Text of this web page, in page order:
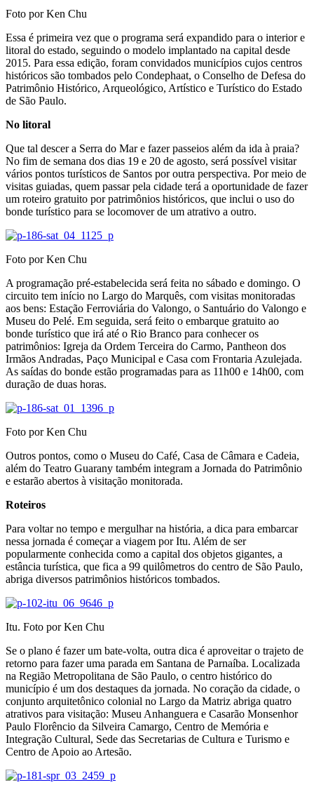
Foto por Ken Chu
Essa é primeira vez que o programa será expandido para o interior e
litoral do estado, seguindo o modelo implantado na capital desde
2015. Para essa edição, foram convidados municípios cujos centros
históricos são tombados pelo Condephaat, o Conselho de Defesa do
Patrimônio Histórico, Arqueológico, Artístico e Turístico do Estado
de São Paulo.
No litoral
Que tal descer a Serra do Mar e fazer passeios além da ida à praia?
No fim de semana dos dias 19 e 20 de agosto, será possível visitar
vários pontos turísticos de Santos por outra perspectiva. Por meio de
visitas guiadas, quem passar pela cidade terá a oportunidade de fazer
um roteiro gratuito por patrimônios históricos, que inclui o uso do
bonde turístico para se locomover de um atrativo a outro.
Foto por Ken Chu
A programação pré-estabelecida será feita no sábado e domingo. O
circuito tem início no Largo do Marquês, com visitas monitoradas
aos bens: Estação Ferroviária do Valongo, o Santuário do Valongo e
Museu do Pelé. Em seguida, será feito o embarque gratuito ao
bonde turístico que irá até o Rio Branco para conhecer os
patrimônios: Igreja da Ordem Terceira do Carmo, Pantheon dos
Irmãos Andradas, Paço Municipal e Casa com Frontaria Azulejada.
As saídas do bonde estão programadas para as 11h00 e 14h00, com
duração de duas horas.
Foto por Ken Chu
Outros pontos, como o Museu do Café, Casa de Câmara e Cadeia,
além do Teatro Guarany também integram a Jornada do Patrimônio
e estarão abertos à visitação monitorada.
Roteiros
Para voltar no tempo e mergulhar na história, a dica para embarcar
nessa jornada é começar a viagem por Itu. Além de ser
popularmente conhecida como a capital dos objetos gigantes, a
estância turística, que fica a 99 quilômetros do centro de São Paulo,
abriga diversos patrimônios históricos tombados.
Itu. Foto por Ken Chu
Se o plano é fazer um bate-volta, outra dica é aproveitar o trajeto de
retorno para fazer uma parada em Santana de Parnaíba. Localizada
na Região Metropolitana de São Paulo, o centro histórico do
município é um dos destaques da jornada. No coração da cidade, o
conjunto arquitetônico colonial no Largo da Matriz abriga quatro
atrativos para visitação: Museu Anhanguera e Casarão Monsenhor
Paulo Florêncio da Silveira Camargo, Centro de Memória e
Integração Cultural, Sede das Secretarias de Cultura e Turismo e
Centro de Apoio ao Artesão.